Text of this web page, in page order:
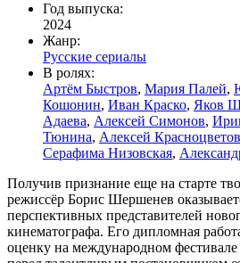
Год выпуска:
2024
Жанр:
Русские сериалы
В ролях:
Артём Быстров, Мария Палей,
Кошонин, Иван Краско, Яков
Адаева, Алексей Симонов,
Тюнина, Алексей Красноцветов
Серафима Низовская,
Получив признание еще на старте
режиссёр Борис Шершенев
перспективных представителей
кинематографа. Его дипломная
оценку на международном